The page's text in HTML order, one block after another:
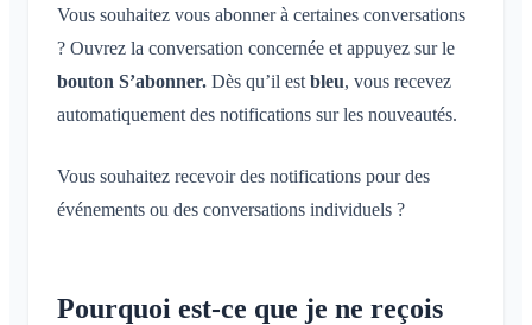
Vous souhaitez vous abonner à certaines conversations
? Ouvrez la conversation concernée et appuyez sur le
bouton S’abonner. Dès qu’il est bleu, vous recevez
automatiquement des notifications sur les nouveautés.
Vous souhaitez recevoir des notifications pour des
événements ou des conversations individuels ?
Pourquoi est-ce que je ne reçois